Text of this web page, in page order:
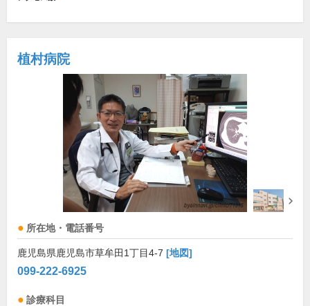
植村病院
所在地・電話番号
鹿児島県鹿児島市草牟田1丁目4-7 [地図]
099-222-6925
診療科目